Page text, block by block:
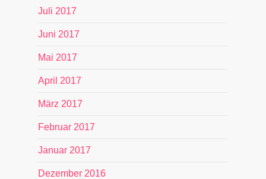
Juli 2017
Juni 2017
Mai 2017
April 2017
März 2017
Februar 2017
Januar 2017
Dezember 2016